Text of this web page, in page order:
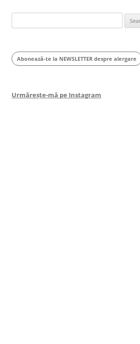
for:
Abonează-te la NEWSLETTER despre alergare
Urmărește-mă pe Instagram